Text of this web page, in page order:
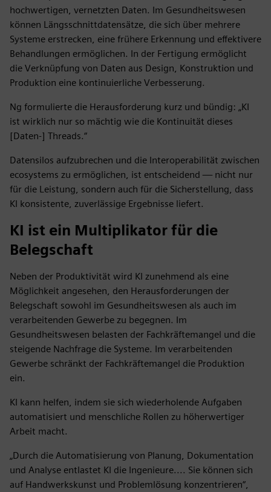
hochwertigen, vernetzten Daten. Im Gesundheitswesen
können Längsschnittdatensätze, die sich über mehrere
Systeme erstrecken, eine frühere Erkennung und effektivere
Behandlungen ermöglichen. In der Fertigung ermöglicht
die Verknüpfung von Daten aus Design, Konstruktion und
Produktion eine kontinuierliche Verbesserung.
Ng formulierte die Herausforderung kurz und bündig: „KI
ist wirklich nur so mächtig wie die Kontinuität dieses
[Daten-] Threads.“
Datensilos aufzubrechen und die Interoperabilität zwischen
ecosystems zu ermöglichen, ist entscheidend — nicht nur
für die Leistung, sondern auch für die Sicherstellung, dass
KI konsistente, zuverlässige Ergebnisse liefert.
KI ist ein Multiplikator für die
Belegschaft
Neben der Produktivität wird KI zunehmend als eine
Möglichkeit angesehen, den Herausforderungen der
Belegschaft sowohl im Gesundheitswesen als auch im
verarbeitenden Gewerbe zu begegnen. Im
Gesundheitswesen belasten der Fachkräftemangel und die
steigende Nachfrage die Systeme. Im verarbeitenden
Gewerbe schränkt der Fachkräftemangel die Produktion
ein.
KI kann helfen, indem sie sich wiederholende Aufgaben
automatisiert und menschliche Rollen zu höherwertiger
Arbeit macht.
„Durch die Automatisierung von Planung, Dokumentation
und Analyse entlastet KI die Ingenieure.... Sie können sich
auf Handwerkskunst und Problemlösung konzentrieren“,